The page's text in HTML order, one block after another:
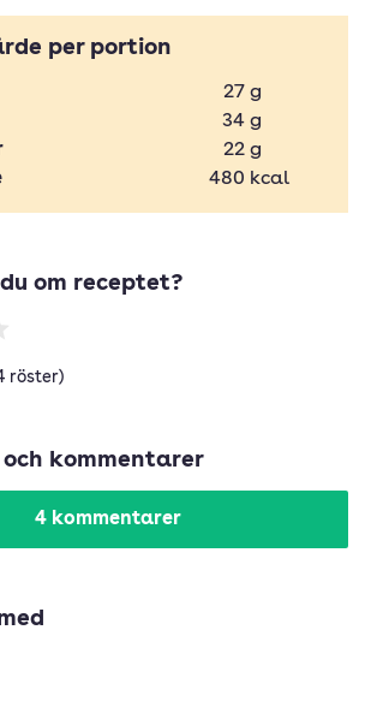
per portion
27 g
34 g
22 g
480 kcal
om receptet?
röster)
kommentarer
4 kommentarer